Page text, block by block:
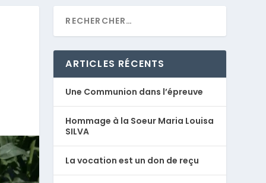
ARTICLES RÉCENTS
Une Communion dans l’épreuve
Hommage à la Soeur Maria Louisa
SILVA
La vocation est un don de reçu